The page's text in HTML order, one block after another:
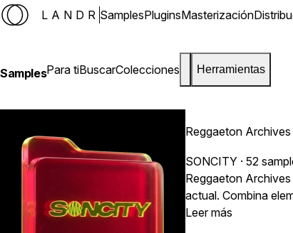
LANDR SamplesPluginsMasterización
SamplesPara tiBuscarColecciones Herramientas
Reggaeton Archives
SONCITY · 52
Reggaeton
actual. Combina
una colección única
Leer más